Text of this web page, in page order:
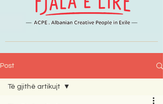
Post
Të gjithë artikujt